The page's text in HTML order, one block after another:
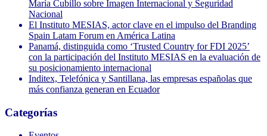
María Cubillo sobre Imagen Internacional y Seguridad
Nacional
El Instituto MESIAS, actor clave en el impulso del Branding
Spain Latam Forum en América Latina
Panamá, distinguida como ‘Trusted Country for FDI 2025’
con la participación del Instituto MESIAS en la evaluación de
su posicionamiento internacional
Inditex, Telefónica y Santillana, las empresas españolas que
más confianza generan en Ecuador
Categorías